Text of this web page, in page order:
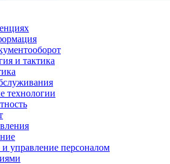
и тактика
технологии
управление персоналом